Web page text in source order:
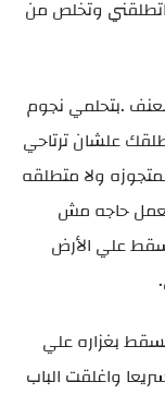
وتخلص من
.بتحلمي نجوم
علشان ترتاحي
ولا متطلقه
حاجه مش
علي الأرض
بغزاره علي
واغلقت الباب